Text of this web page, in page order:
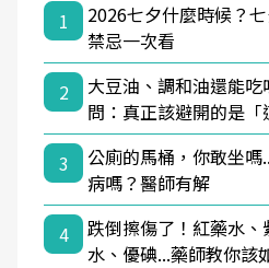
1
2026七夕什麼時候？
禁忌一次看
2
大豆油、調和油還能
問：真正該避開的是「
3
公廁的馬桶，你敢坐
病嗎？醫師有解
4
跌倒擦傷了！紅藥水
水、優碘...藥師教你該